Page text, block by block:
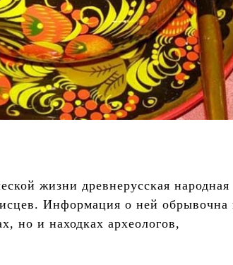
жизни древнерусская народная
Информация о ней обрывочна
но и находках археологов,